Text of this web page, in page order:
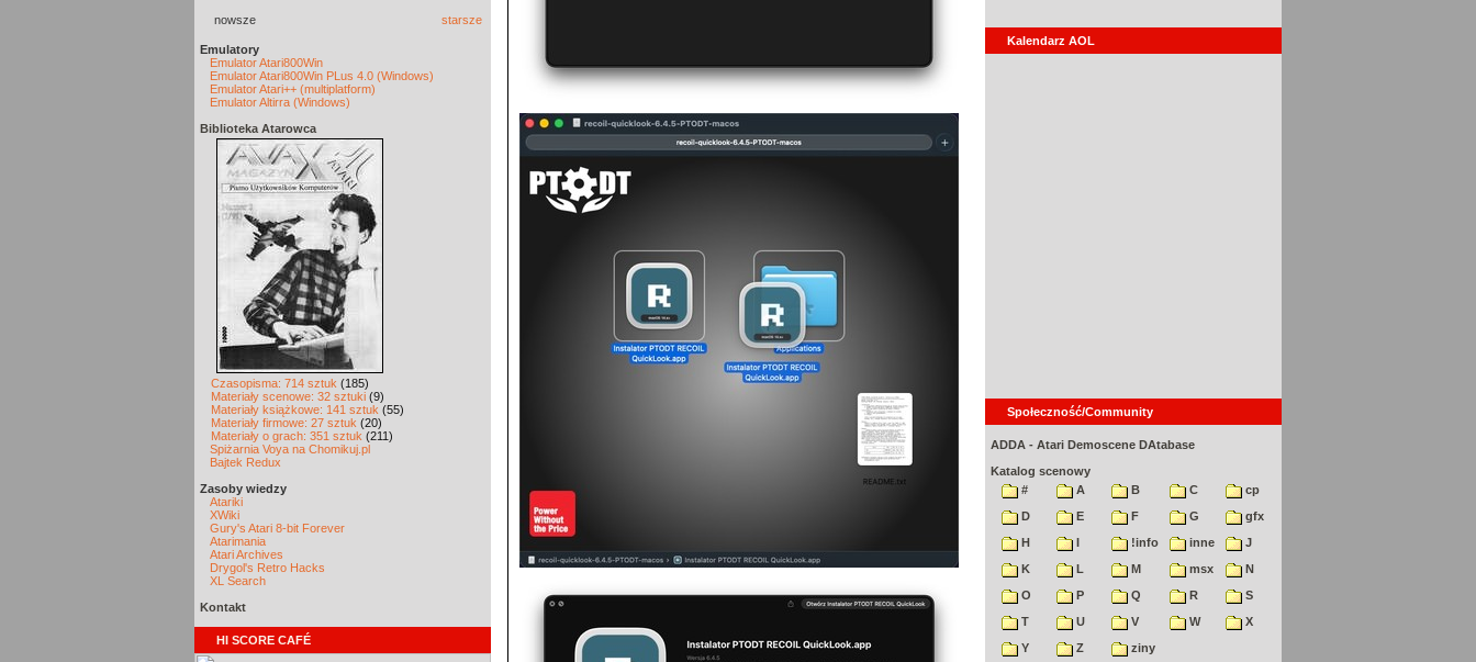
nowsze starsze
Emulatory
Emulator Atari800Win
Emulator Atari800Win PLus 4.0 (Windows)
Emulator Atari++ (multiplatform)
Emulator Altirra (Windows)
Biblioteka Atarowca
Czasopisma: 714 sztuk (185)
Materiały scenowe: 32 sztuki (9)
Materiały książkowe: 141 sztuk (55)
Materiały firmowe: 27 sztuk (20)
Materiały o grach: 351 sztuk (211)
Spiżarnia Voya na Chomikuj.pl
Bajtek Redux
Zasoby wiedzy
Atariki
XWiki
Gury's Atari 8-bit Forever
Atarimania
Atari Archives
Drygol's Retro Hacks
XL Search
Kontakt
HI SCORE CAFÉ
Kalendarz AOL
Społeczność/Community
ADDA - Atari Demoscene DAtabase
Katalog scenowy
#
A B C
cp
D
E F G
gfx
H
I !info inne
J
K
L M msx
N
O
P Q R
S
T
U V W
X
Y
Z
ziny